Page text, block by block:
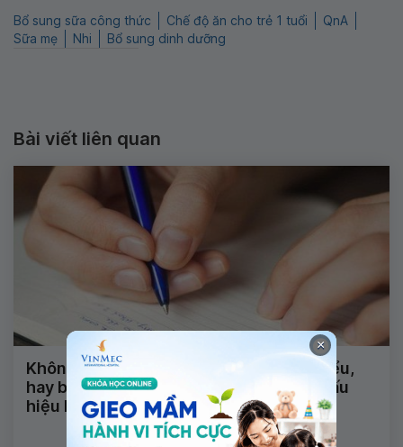
Bổ sung sữa công thức Chế độ ăn cho trẻ 1 tuổi
QnA
Sữa mẹ
Nhi Bổ sung dinh dưỡng
Bài viết liên quan
Không nói được, nhìn mặt chữ không hiểu,
hay bị động kinh và tê đầu ngón tay là dấu
hiệu bệnh gì?
×